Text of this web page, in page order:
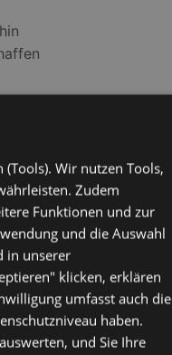
Wir nutzen Tools,
Zudem
Funktionen und zur
und die Auswahl
in unserer
klicken, erklären
umfasst auch die
haben.
und Sie Ihre